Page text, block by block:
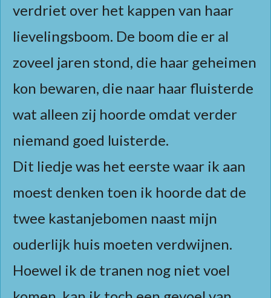
verdriet over het kappen van haar
lievelingsboom. De boom die er al
zoveel jaren stond, die haar geheimen
kon bewaren, die naar haar fluisterde
wat alleen zij hoorde omdat verder
niemand goed luisterde.
Dit liedje was het eerste waar ik aan
moest denken toen ik hoorde dat de
twee kastanjebomen naast mijn
ouderlijk huis moeten verdwijnen.
Hoewel ik de tranen nog niet voel